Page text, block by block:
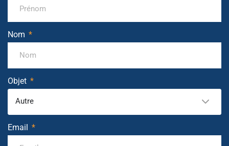
Nom
Objet
Autre
Email